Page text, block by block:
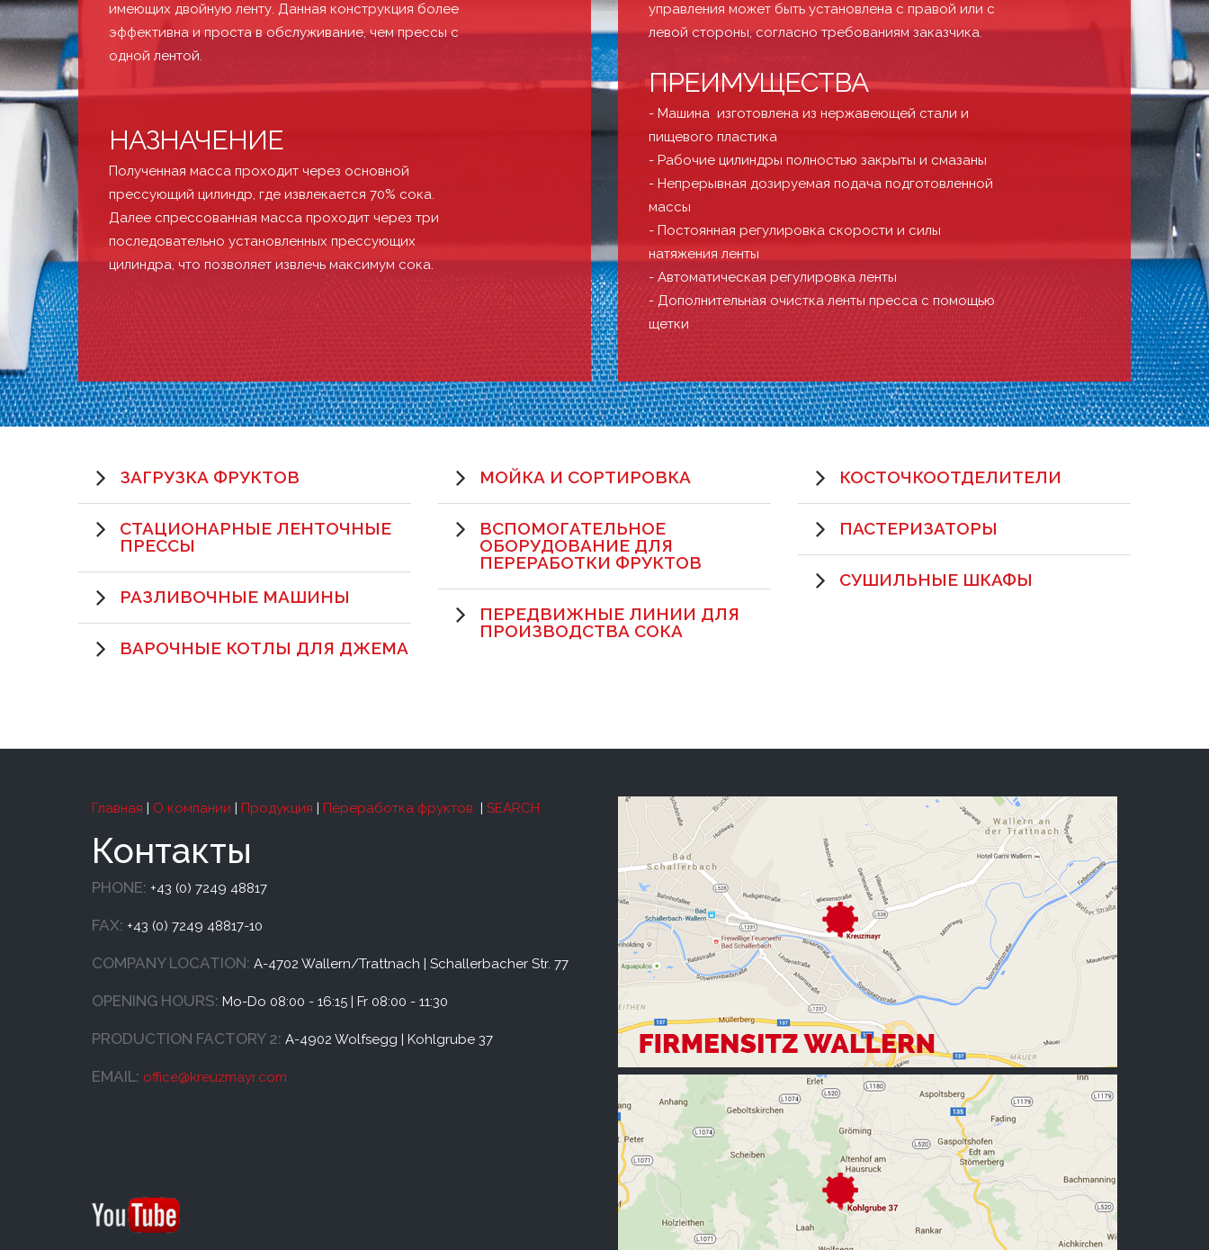
имеющих двойную ленту. Данная конструкция более
эффективна и проста в обслуживание, чем прессы с
одной лентой.
НАЗНАЧЕНИЕ
Полученная масса проходит через основной
прессующий цилиндр, где извлекается 70% сока.
Далее спрессованная масса проходит через три
последовательно установленных прессующих
цилиндра, что позволяет извлечь максимум сока.
управления может быть установлена с правой или с
левой стороны, согласно требованиям заказчика.
ПРЕИМУЩЕСТВА
- Машина изготовлена из нержавеющей стали и
пищевого пластика
- Рабочие цилиндры полностью закрыты и смазаны
- Непрерывная дозируемая подача подготовленной
массы
- Постоянная регулировка скорости и силы
натяжения ленты
- Автоматическая регулировка ленты
- Дополнительная очистка ленты пресса с помощью
щетки
ЗАГРУЗКА ФРУКТОВ
СТАЦИОНАРНЫЕ ЛЕНТОЧНЫЕ
ПРЕССЫ
РАЗЛИВОЧНЫЕ МАШИНЫ
ВАРОЧНЫЕ КОТЛЫ ДЛЯ ДЖЕМА
МОЙКА И СОРТИРОВКА
ВСПОМОГАТЕЛЬНОЕ
ОБОРУДОВАНИЕ ДЛЯ
ПЕРЕРАБОТКИ ФРУКТОВ
ПЕРЕДВИЖНЫЕ ЛИНИИ ДЛЯ
ПРОИЗВОДСТВА СОКА
КОСТОЧКООТДЕЛИТЕЛИ
ПАСТЕРИЗАТОРЫ
СУШИЛЬНЫЕ ШКАФЫ
Главная | О компании | Продукция | Переработка фруктов | SEARCH
Контакты
PHONE: +43 (0) 7249 48817
FAX: +43 (0) 7249 48817-10
COMPANY LOCATION: A-4702 Wallern/Trattnach | Schallerbacher Str. 77
OPENING HOURS: Mo-Do 08:00 - 16:15 | Fr 08:00 - 11:30
PRODUCTION FACTORY 2: A-4902 Wolfsegg | Kohlgrube 37
EMAIL: office@kreuzmayr.com